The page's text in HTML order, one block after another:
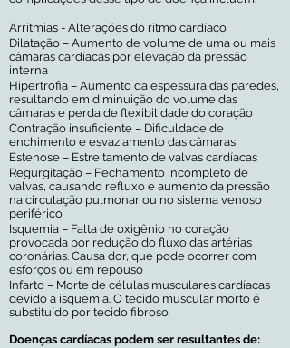
Arritmias - Alterações do ritmo cardíaco
Dilatação – Aumento de volume de uma ou mais
câmaras cardíacas por elevação da pressão
interna
Hipertrofia – Aumento da espessura das paredes,
resultando em diminuição do volume das
câmaras e perda de flexibilidade do coração
Contração insuficiente – Dificuldade de
enchimento e esvaziamento das câmaras
Estenose – Estreitamento de valvas cardíacas
Regurgitação – Fechamento incompleto de
valvas, causando refluxo e aumento da pressão
na circulação pulmonar ou no sistema venoso
periférico
Isquemia – Falta de oxigênio no coração
provocada por redução do fluxo das artérias
coronárias. Causa dor, que pode ocorrer com
esforços ou em repouso
Infarto – Morte de células musculares cardíacas
devido a isquemia. O tecido muscular morto é
substituído por tecido fibroso
Doenças cardíacas podem ser resultantes de: